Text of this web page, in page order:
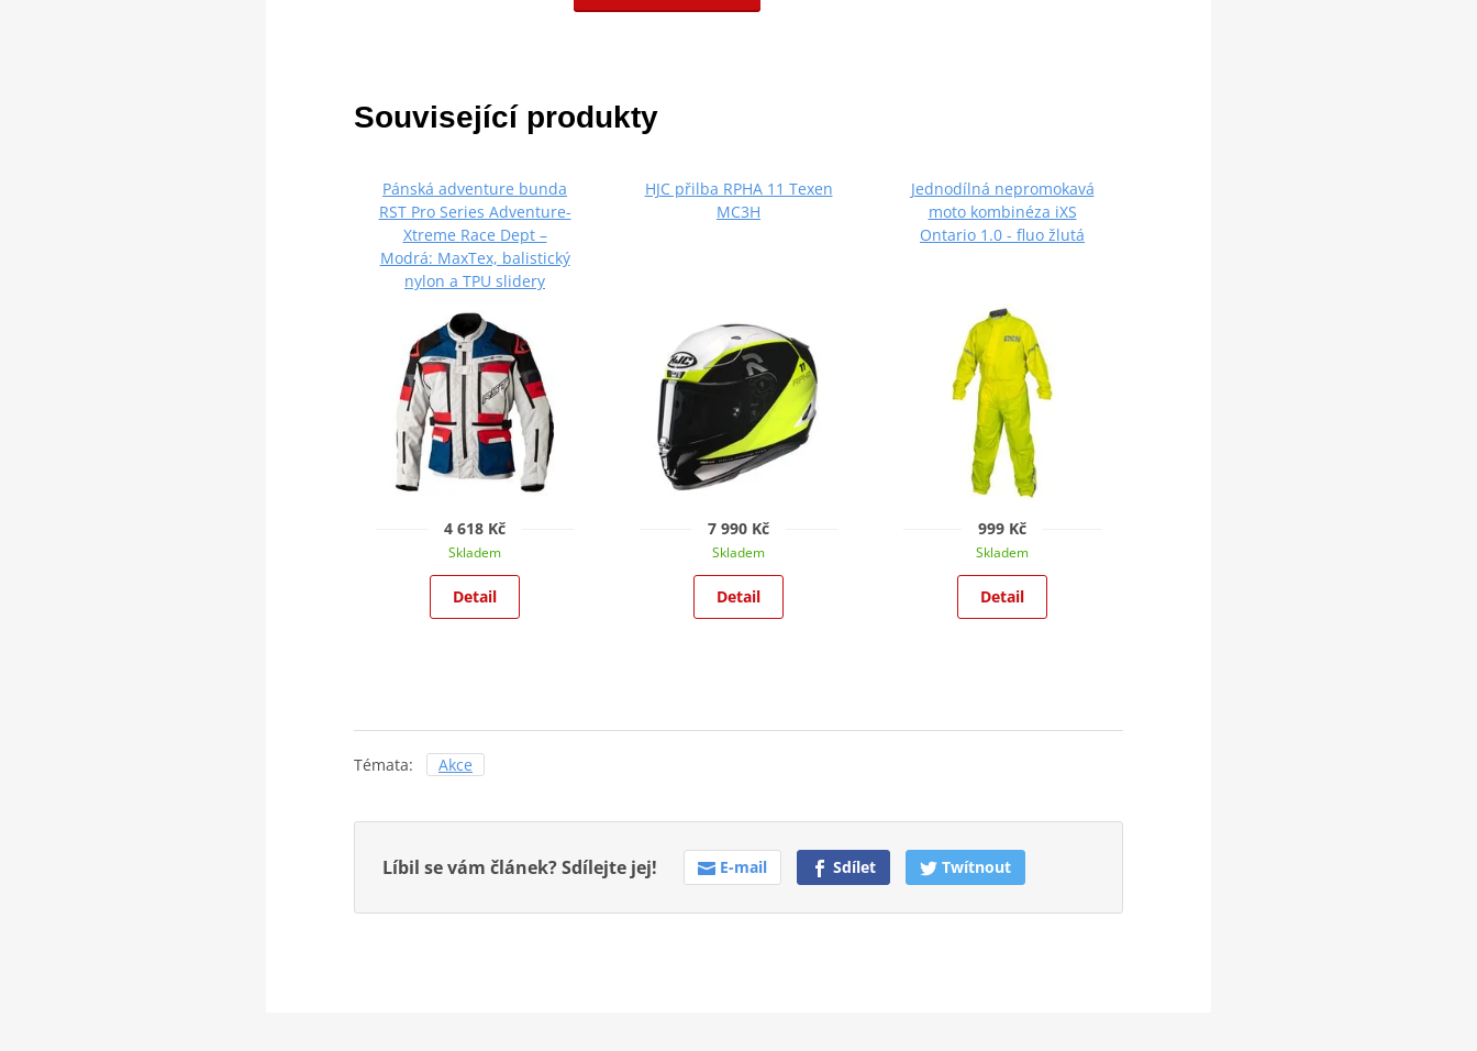
Související produkty
Pánská adventure bunda
RST Pro Series Adventure-
Xtreme Race Dept –
Modrá: MaxTex, balistický
nylon a TPU slidery
4 618 Kč
Skladem
Detail
HJC přilba RPHA 11 Texen
MC3H
7 990 Kč
Skladem
Detail
Jednodílná nepromokavá
moto kombinéza iXS
Ontario 1.0 - fluo žlutá
999 Kč
Skladem
Detail
Témata: Akce
Líbil se vám článek? Sdílejte jej! E-mail Sdílet Twítnout